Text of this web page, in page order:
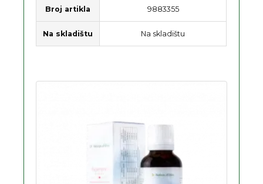
Broj artikla 9883355
Na skladištu Na skladištu